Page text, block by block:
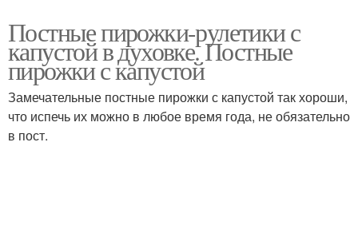
Постные пирожки-рулетики с
капустой в духовке. Постные
пирожки с капустой
Замечательные постные пирожки с капустой так хороши,
что испечь их можно в любое время года, не обязательно
в пост.